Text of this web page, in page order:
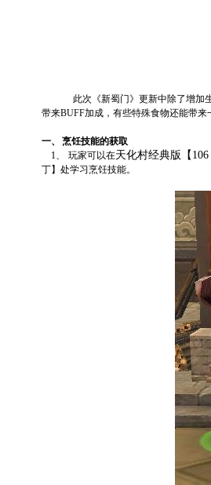
此次《新蜀门》更新中除了增加
带来BUFF加成，有些特殊食物还能带来
一、
烹饪技能的获取
1、
玩家可以在天化村经典版【
丁】处学习烹饪技能。